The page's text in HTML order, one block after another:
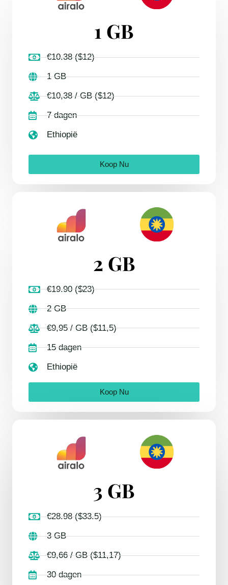
1 GB
€10.38 ($12)
1 GB
€10,38 / GB ($12)
7 dagen
Ethiopië
Koop Nu
2 GB
€19.90 ($23)
2 GB
€9,95 / GB ($11,5)
15 dagen
Ethiopië
Koop Nu
3 GB
€28.98 ($33.5)
3 GB
€9,66 / GB ($11,17)
30 dagen